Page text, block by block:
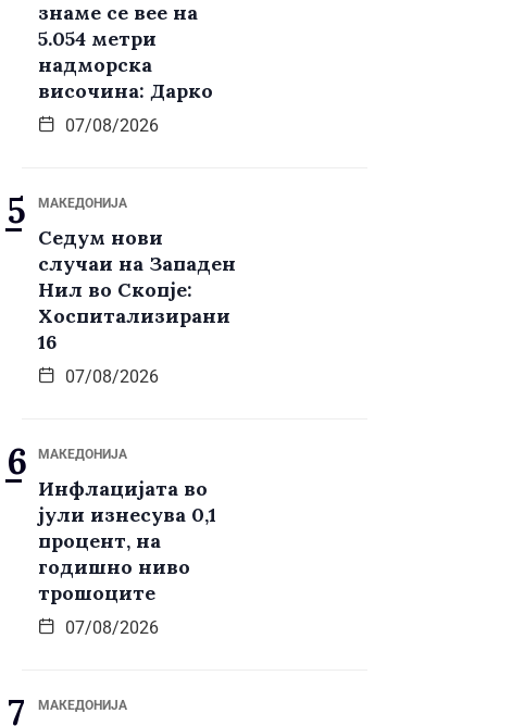
знаме се вее на
5.054 метри
надморска
височина: Дарко
07/08/2026
МАКЕДОНИЈА
Седум нови
случаи на Западен
Нил во Скопје:
Хоспитализирани
16
07/08/2026
МАКЕДОНИЈА
Инфлацијата во
јули изнесува 0,1
процент, на
годишно ниво
трошоците
07/08/2026
МАКЕДОНИЈА